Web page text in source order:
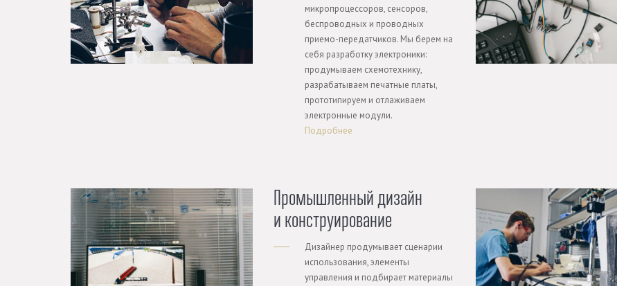
микропроцессоров, сенсоров,
беспроводных и проводных
приемо-передатчиков. Мы берем на
себя разработку электроники:
продумываем схемотехнику,
разрабатываем печатные платы,
прототипируем и отлаживаем
электронные модули.
Подробнее
Промышленный дизайн
и конструирование
Дизайнер продумывает сценарии
использования, элементы
управления и подбирает материалы